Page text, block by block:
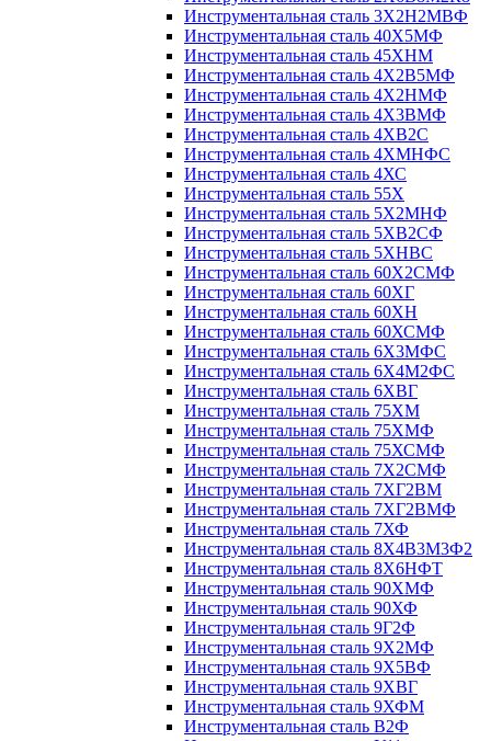
Инструментальная сталь 3Х2Н2МВФ
Инструментальная сталь 40Х5МФ
Инструментальная сталь 45ХНМ
Инструментальная сталь 4Х2В5МФ
Инструментальная сталь 4Х2НМФ
Инструментальная сталь 4Х3ВМФ
Инструментальная сталь 4ХВ2С
Инструментальная сталь 4ХМНФС
Инструментальная сталь 4ХС
Инструментальная сталь 55Х
Инструментальная сталь 5Х2МНФ
Инструментальная сталь 5ХВ2СФ
Инструментальная сталь 5ХНВС
Инструментальная сталь 60Х2СМФ
Инструментальная сталь 60ХГ
Инструментальная сталь 60ХН
Инструментальная сталь 60ХСМФ
Инструментальная сталь 6Х3МФС
Инструментальная сталь 6Х4М2ФС
Инструментальная сталь 6ХВГ
Инструментальная сталь 75ХМ
Инструментальная сталь 75ХМФ
Инструментальная сталь 75ХСМФ
Инструментальная сталь 7Х2СМФ
Инструментальная сталь 7ХГ2ВМ
Инструментальная сталь 7ХГ2ВМФ
Инструментальная сталь 7ХФ
Инструментальная сталь 8Х4В3М3Ф2
Инструментальная сталь 8Х6НФТ
Инструментальная сталь 90ХМФ
Инструментальная сталь 90ХФ
Инструментальная сталь 9Г2Ф
Инструментальная сталь 9Х2МФ
Инструментальная сталь 9Х5ВФ
Инструментальная сталь 9ХВГ
Инструментальная сталь 9ХФМ
Инструментальная сталь В2Ф